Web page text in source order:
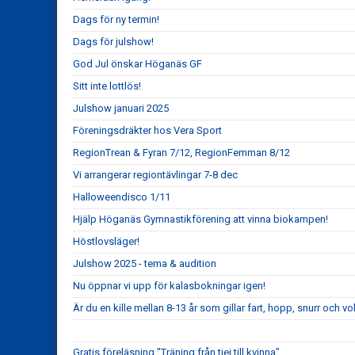
Dags för ny termin!
Dags för julshow!
God Jul önskar Höganäs GF
Sitt inte lottlös!
Julshow januari 2025
Föreningsdräkter hos Vera Sport
RegionTrean & Fyran 7/12, RegionFemman 8/12
Vi arrangerar regiontävlingar 7-8 dec
Halloweendisco 1/11
Hjälp Höganäs Gymnastikförening att vinna biokampen!
Höstlovsläger!
Julshow 2025 - tema & audition
Nu öppnar vi upp för kalasbokningar igen!
Är du en kille mellan 8-13 år som gillar fart, hopp, snurr och
Gratis föreläsning "Träning från tjej till kvinna"